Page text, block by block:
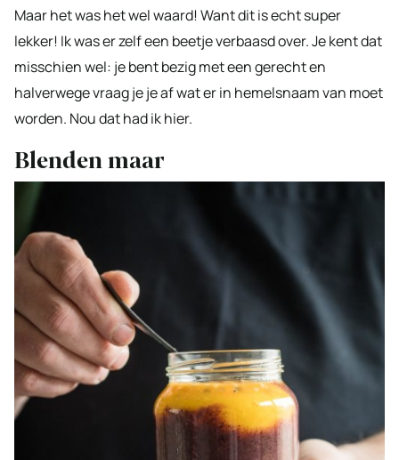
Maar het was het wel waard! Want dit is echt super
lekker! Ik was er zelf een beetje verbaasd over. Je kent dat
misschien wel: je bent bezig met een gerecht en
halverwege vraag je je af wat er in hemelsnaam van moet
worden. Nou dat had ik hier.
Blenden maar